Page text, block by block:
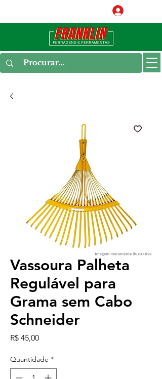
Vassoura Palheta
Regulável para
Grama sem Cabo
Schneider
R$ 45,00Preço
Quantidade *